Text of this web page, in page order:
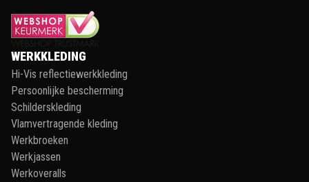
WERKKLEDING
Hi-Vis reflectiewerkkleding
Persoonlijke bescherming
Schilderskleding
Vlamvertragende kleding
Werkbroeken
Werkjassen
Werkoveralls